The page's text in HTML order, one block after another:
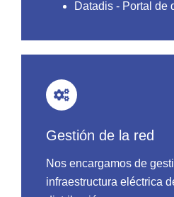
Datadis - Portal de
Gestión de la red
Nos encargamos de
infraestructura eléctrica